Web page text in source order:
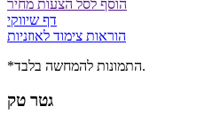
הוסף לסל הצעות מחיר
דף שיווקי
הוראות צימוד לאוזניות
*התמונות להמחשה בלבד.
גטר טק